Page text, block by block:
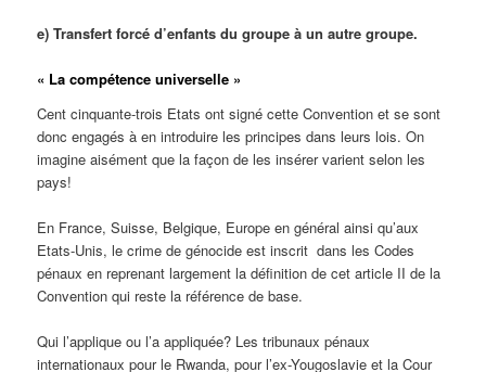
e) Transfert forcé d’enfants du groupe à un autre groupe.
« La compétence universelle »
Cent cinquante-trois Etats ont signé cette Convention et se sont
donc engagés à en introduire les principes dans leurs lois. On
imagine aisément que la façon de les insérer varient selon les
pays!
En France, Suisse, Belgique, Europe en général ainsi qu’aux
Etats-Unis, le crime de génocide est inscrit dans les Codes
pénaux en reprenant largement la définition de cet article II de la
Convention qui reste la référence de base.
Qui l’applique ou l’a appliquée? Les tribunaux pénaux
internationaux pour le Rwanda, pour l’ex-Yougoslavie et la Cour